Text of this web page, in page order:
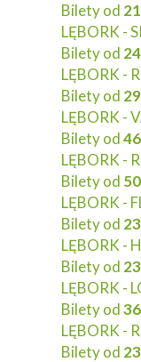
Bilety od
LĘBORK -
Bilety od
LĘBORK -
Bilety od
LĘBORK -
Bilety od
LĘBORK -
Bilety od
LĘBORK -
Bilety od
LĘBORK -
Bilety od
LĘBORK -
Bilety od
LĘBORK -
Bilety od